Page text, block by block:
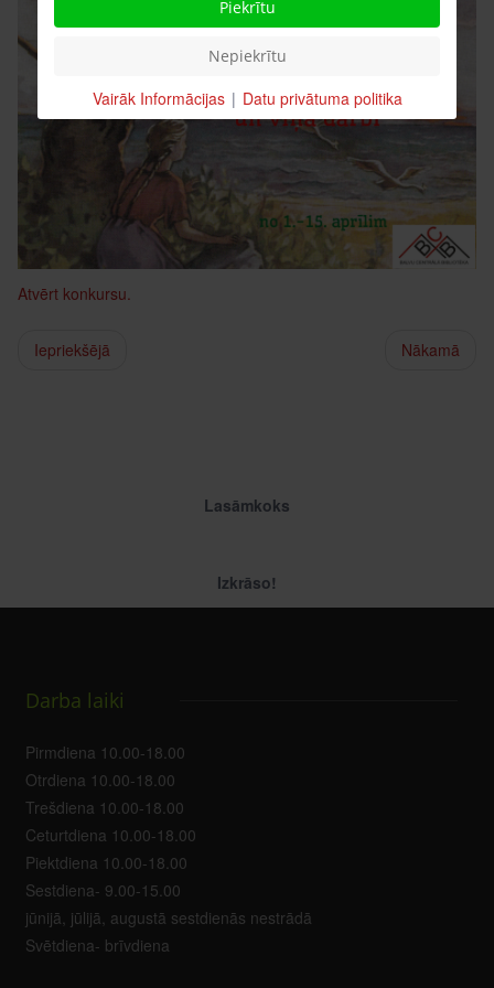
Atvērt konkursu.
Iepriekšējā Nākamā
Lasāmkoks
Izkrāso!
Darba laiki
Pirmdiena 10.00-18.00
Otrdiena 10.00-18.00
Trešdiena 10.00-18.00
Ceturtdiena 10.00-18.00
Piektdiena 10.00-18.00
Sestdiena- 9.00-15.00
jūnijā, jūlijā, augustā sestdienās nestrādā
Svētdiena- brīvdiena
Piekrītu
Nepiekrītu
Vairāk Informācijas | Datu privātuma politika